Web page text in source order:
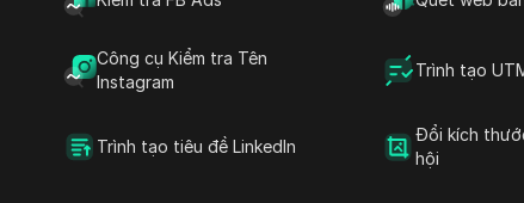
Công cụ Kiểm tra Tên
Instagram
Trình tạo
Trình tạo tiêu đề LinkedIn
Đổi kích
hội